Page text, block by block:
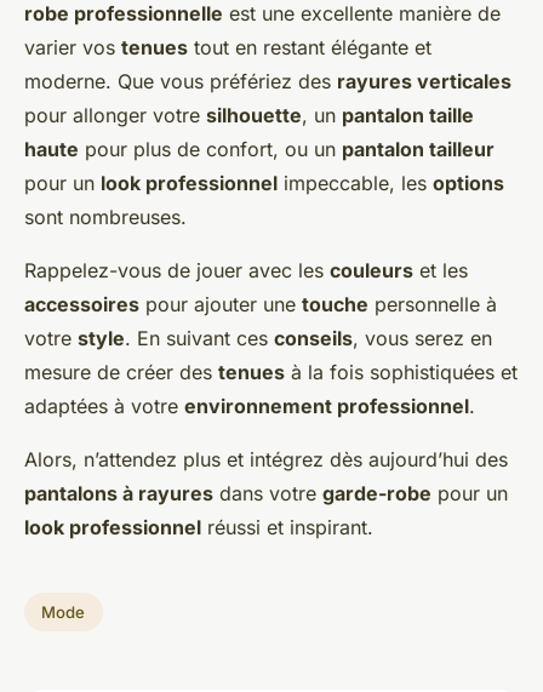
robe professionnelle est une excellente manière de
varier vos tenues tout en restant élégante et
moderne. Que vous préfériez des rayures verticales
pour allonger votre silhouette, un pantalon taille
haute pour plus de confort, ou un pantalon tailleur
pour un look professionnel impeccable, les options
sont nombreuses.
Rappelez-vous de jouer avec les couleurs et les
accessoires pour ajouter une touche personnelle à
votre style. En suivant ces conseils, vous serez en
mesure de créer des tenues à la fois sophistiquées et
adaptées à votre environnement professionnel.
Alors, n’attendez plus et intégrez dès aujourd’hui des
pantalons à rayures dans votre garde-robe pour un
look professionnel réussi et inspirant.
Mode